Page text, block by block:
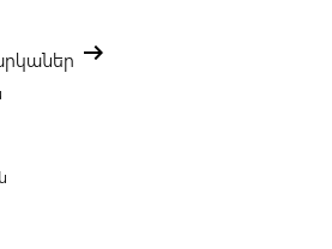
arrow_right_alt